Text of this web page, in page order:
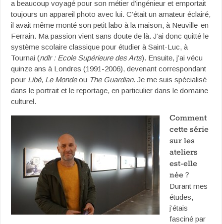
a beaucoup voyagé pour son métier d’ingénieur et emportait
toujours un appareil photo avec lui. C’était un amateur éclairé,
il avait même monté son petit labo à la maison, à Neuville-en
Ferrain. Ma passion vient sans doute de là. J’ai donc quitté le
système scolaire classique pour étudier à Saint-Luc, à
Tournai (ndlr : Ecole Supérieure des Arts). Ensuite, j’ai vécu
quinze ans à Londres (1991-2006), devenant correspondant
pour Libé, Le Mondeou The Guardian. Je me suis spécialisé
dans le portrait et le reportage, en particulier dans le domaine
culturel.
Comment
cette série
sur les
ateliers
est-elle
née ?
Durant mes
études,
j’étais
fasciné par